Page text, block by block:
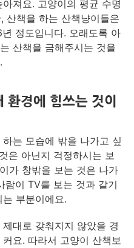
져요. 고양이의 평균 수명
산책을 하는 산책냥이들은
정도입니다. 오래도록 아
산책을 금해주시는 것을
환경에 힘쓰는 것이
는 모습에 밖을 나가고 싶
은 아닌지 걱정하시는 보
가 창밖을 보는 것은 나가
람이 TV를 보는 것과 같기
부분이에요.
대로 갖춰지지 않았을 경
요. 따라서 고양이 산책보